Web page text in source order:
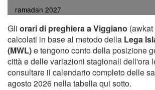
ramadan 2027
Gli orari di preghiera a Viggiano
calcolati in base al metodo della Lega
(MWL)e tengono conto della posizione
città e delle variazioni stagionali dell'ora
consultare il calendario completo delle
agosto 2026 nella tabella qui sotto.